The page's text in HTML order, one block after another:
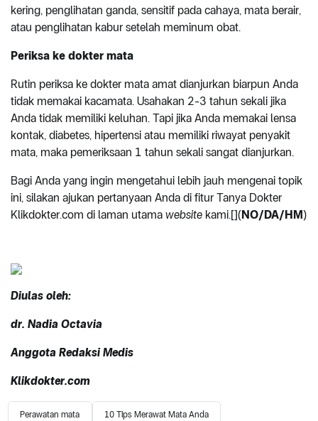
kering, penglihatan ganda, sensitif pada cahaya, mata berair,
atau penglihatan kabur setelah meminum obat.
Periksa ke dokter mata
Rutin periksa ke dokter mata amat dianjurkan biarpun Anda
tidak memakai kacamata. Usahakan 2-3 tahun sekali jika
Anda tidak memiliki keluhan. Tapi jika Anda memakai lensa
kontak, diabetes, hipertensi atau memiliki riwayat penyakit
mata, maka pemeriksaan 1 tahun sekali sangat dianjurkan.
Bagi Anda yang ingin mengetahui lebih jauh mengenai topik
ini, silakan ajukan pertanyaan Anda di fitur Tanya Dokter
Klikdokter.com di laman utama website kami.[](NO/DA/HM)
Diulas oleh:
dr. Nadia Octavia
Anggota Redaksi Medis
Klikdokter.com
Perawatan mata 10 Tips Merawat Mata Anda